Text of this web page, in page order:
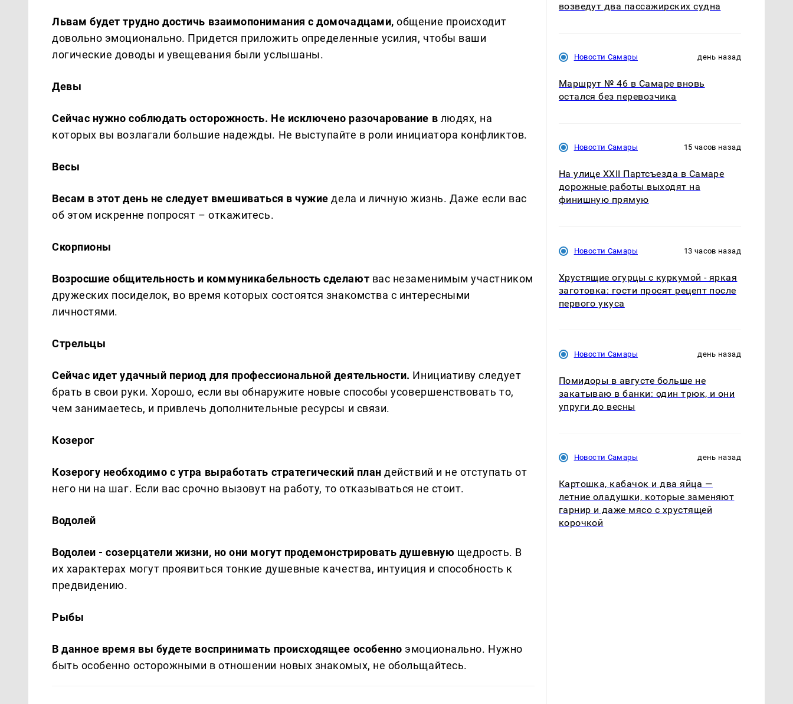
Львам будет трудно достичь взаимопонимания с домочадцами,общение происходит
довольно эмоционально. Придется приложить определенные усилия, чтобы ваши
логические доводы и увещевания были услышаны.
Девы
Сейчас нужно соблюдать осторожность. Не исключено разочарование в людях, на
которых вы возлагали большие надежды. Не выступайте в роли инициатора конфликтов.
Весы
Весам в этот день не следует вмешиваться в чужиедела и личную жизнь. Даже если вас
об этом искренне попросят – откажитесь.
Скорпионы
Возросшие общительность и коммуникабельность сделают вас незаменимым участником
дружеских посиделок, во время которых состоятся знакомства с интересными
личностями.
Стрельцы
Сейчас идет удачный период для профессиональной деятельности. Инициативу следует
брать в свои руки. Хорошо, если вы обнаружите новые способы усовершенствовать то,
чем занимаетесь, и привлечь дополнительные ресурсы и связи.
Козерог
Козерогу необходимо с утра выработать стратегический пландействий и не отступать от
него ни на шаг. Если вас срочно вызовут на работу, то отказываться не стоит.
Водолей
Водолеи - созерцатели жизни, но они могут продемонстрировать душевную щедрость. В
их характерах могут проявиться тонкие душевные качества, интуиция и способность к
предвидению.
Рыбы
В данное время вы будете воспринимать происходящее особенно эмоционально. Нужно
быть особенно осторожными в отношении новых знакомых, не обольщайтесь.
возведут два пассажирских судна
Новости Самары день назад
Маршрут № 46 в Самаре вновь
остался без перевозчика
Новости Самары 15 часов назад
На улице XXII Партсъезда в Самаре
дорожные работы выходят на
финишную прямую
Новости Самары 13 часов назад
Хрустящие огурцы с куркумой - яркая
заготовка: гости просят рецепт после
первого укуса
Новости Самары день назад
Помидоры в августе больше не
закатываю в банки: один трюк, и они
упруги до весны
Новости Самары день назад
Картошка, кабачок и два яйца —
летние оладушки, которые заменяют
гарнир и даже мясо с хрустящей
корочкой